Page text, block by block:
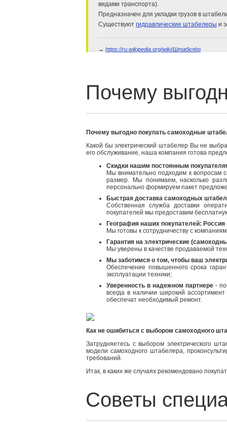
видами транспорта).
Предназначен для укладки грузов в
Существуют гидравлические штабелеры и
→ https://ru.wikipedia.org/wiki/Штабелёр
Почему выгодно покупать самоходные
Какой бы электрический штабелер Вы не
его обслуживание, наша компания готова
Скидки нашим постоянным
Мы внимательно подходим к вопросам
размер. Мы понимаем, насколько
персонально формируем пакет
Быстрая доставка самоходных
Собственная служба доставки
покупателей мы предоставим
География наших покупателей:
Мы готовы к сотрудничеству с
Гарантия на электрические
Мы уверены в качестве продаваемой
Мы заботимся о том, чтобы ваш
Обеспечение повышенного срока
эксплуатации техники;
Уверенность в надежном партнере-
всегда в наличии широкий
обеспечат необходимый ремонт.
Как не ошибиться с выбором самоходного
Затрудняетесь с выбором электрического
модели самоходного штабелера,
требований.
Итак, в каких же случаях рекомендовано